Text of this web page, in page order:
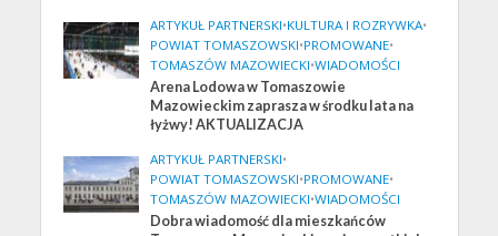
ARTYKUŁ PARTNERSKI•KULTURA I ROZRYWKA•
POWIAT TOMASZOWSKI•PROMOWANE•
TOMASZÓW MAZOWIECKI•WIADOMOŚCI
Arena Lodowa w Tomaszowie
Mazowieckim zaprasza w środku lata na
łyżwy! AKTUALIZACJA
ARTYKUŁ PARTNERSKI•
POWIAT TOMASZOWSKI•PROMOWANE•
TOMASZÓW MAZOWIECKI•WIADOMOŚCI
Dobra wiadomość dla mieszkańców